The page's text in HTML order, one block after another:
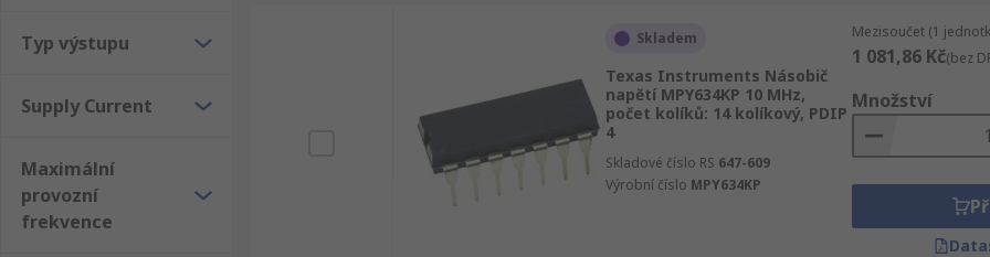
Typ výstupu
Supply Current
Maximální
provozní
frekvence
Skladem
Texas Instruments Násobič
napětí MPY634KP 10 MHz,
počet kolíků: 14 kolíkový, PDIP
4
Skladové číslo RS 647-609
Výrobní číslo MPY634KP
Mezisoučet (1
1 081,86 Kč(bez
Množství